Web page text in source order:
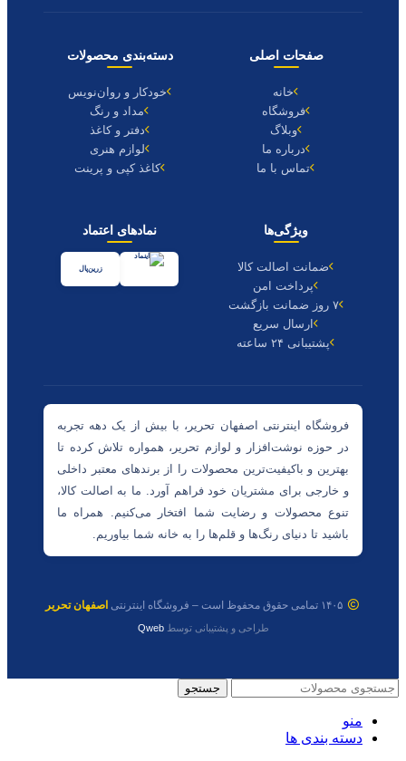
صفحات اصلی
خانه
فروشگاه
وبلاگ
درباره ما
تماس با ما
دسته‌بندی محصولات
خودکار و روان‌نویس
مداد و رنگ
دفتر و کاغذ
لوازم هنری
کاغذ کپی و پرینت
ویژگی‌ها
ضمانت اصالت کالا
پرداخت امن
۷ روز ضمانت بازگشت
ارسال سریع
پشتیبانی ۲۴ ساعته
نمادهای اعتماد
زرین‌پال
فروشگاه اینترنتی اصفهان تحریر، با بیش از یک دهه تجربه
در حوزه نوشت‌افزار و لوازم تحریر، همواره تلاش کرده تا
بهترین و باکیفیت‌ترین محصولات را از برندهای معتبر داخلی
و خارجی برای مشتریان خود فراهم آورد. ما به اصالت کالا،
تنوع محصولات و رضایت شما افتخار می‌کنیم. همراه ما
باشید تا دنیای رنگ‌ها و قلم‌ها را به خانه شما بیاوریم.
۱۴۰۵ تمامی حقوق محفوظ است – فروشگاه اینترنتی اصفهان تحریر
طراحی و پشتیبانی توسطQweb
جستجو
منو
دسته بندی ها